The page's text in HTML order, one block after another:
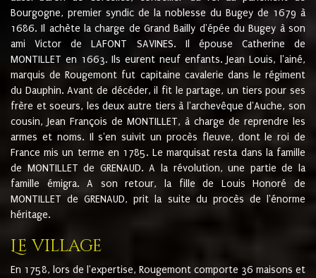
Bourgogne, premier syndic de la noblesse du Bugey de 1679 à
1686. Il achète la charge de Grand Bailly d'épée du Bugey à son
ami Victor de LAFONT SAVINES. Il épouse Catherine de
MONTILLET en 1663. Ils eurent neuf enfants. Jean Louis, l'ainé,
marquis de Rougemont fut capitaine cavalerie dans le régiment
du Dauphin. Avant de décéder, il fit le partage, un tiers pour ses
frère et soeurs, les deux autre tiers à l'archevêque d'Auche, son
cousin, Jean François de MONTILLET, à charge de reprendre les
armes et noms. Il s'en suivit un procès fleuve, dont le roi de
France mis un terme en 1785. Le marquisat resta dans la famille
de MONTILLET de GRENAUD. A la révolution, une partie de la
famille émigra. A son retour, la fille de Louis Honoré de
MONTILLET de GRENAUD, prit la suite du procès de l'énorme
héritage.
Le village
En 1758, lors de l'expertise, Rougemont comporte 36 maisons et